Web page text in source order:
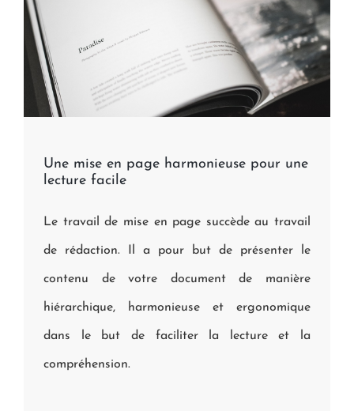
Une mise en page harmonieuse pour une
lecture facile
Le travail de mise en page succède au travail
de rédaction. Il a pour but de présenter le
contenu de votre document de manière
hiérarchique, harmonieuse et ergonomique
dans le but de faciliter la lecture et la
compréhension.